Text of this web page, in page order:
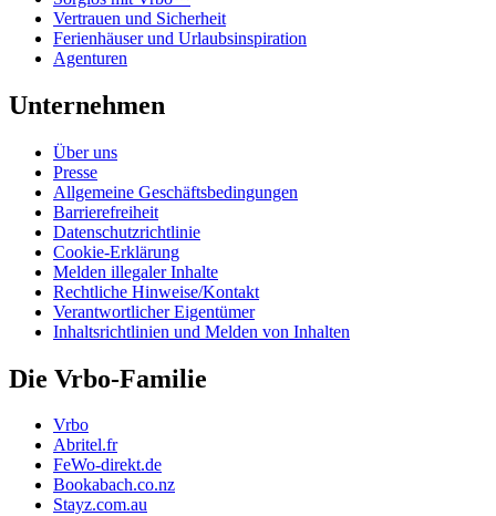
Vertrauen und Sicherheit
Ferienhäuser und Urlaubsinspiration
Agenturen
Unternehmen
Über uns
Presse
Allgemeine Geschäftsbedingungen
Barrierefreiheit
Datenschutzrichtlinie
Cookie-Erklärung
Melden illegaler Inhalte
Rechtliche Hinweise/Kontakt
Verantwortlicher Eigentümer
Inhaltsrichtlinien und Melden von Inhalten
Die Vrbo-Familie
Vrbo
Abritel.fr
FeWo-direkt.de
Bookabach.co.nz
Stayz.com.au